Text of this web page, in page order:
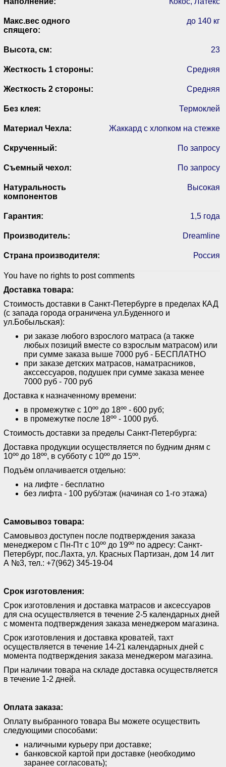
Макс.вес одного
спящего:
до 140 кг
Высота, см: 23
Жесткость 1 стороны: Средняя
Жесткость 2 стороны: Средняя
Без клея: Термоклей
Материал Чехла: Жаккард с хлопком на стежке
Скрученный: По запросу
Съемный чехол: По запросу
Натуральность
компонентов
Высокая
Гарантия: 1,5 года
Производитель: Dreamline
Страна производителя: Россия
You have no rights to post comments
Доставка товара:
Стоимость доставки в Санкт-Петербурге в пределах КАД
(с запада города ограничена ул.Буденного и
ул.Бобыльская):
ри заказе любого взрослого матраса (а также
любых позиций вместе со взрослым матрасом) или
при сумме заказа выше 7000 руб - БЕСПЛАТНО
при заказе детских матрасов, наматрасников,
акссессуаров, подушек при сумме заказа менее
7000 руб - 700 руб
Доставка к назначенному времени:
в промежутке с 10ºº до 18ºº - 600 руб;
в промежутке после 18ºº - 1000 руб.
Стоимость доставки за пределы Санкт-Петербурга:
Доставка продукции осуществляется по будним дням с
10ºº до 18ºº, в субботу с 10ºº до 15ºº.
Подъём оплачивается отдельно:
на лифте - бесплатно
без лифта - 100 руб/этаж (начиная со 1-го этажа)
Самовывоз товара:
Самовывоз доступен после подтверждения заказа
менеджером с Пн-Пт с 10ºº до 19ºº по адресу: Санкт-
Петербург, пос.Лахта, ул. Красных Партизан, дом 14 лит
А №3, тел.: +7(962) 345-19-04
Срок изготовления:
Срок изготовления и доставка матрасов и аксессуаров
для сна осуществляется в течение 2-5 календарных дней
с момента подтверждения заказа менеджером магазина.
Срок изготовления и доставка кроватей, тахт
осуществляется в течение 14-21 календарных дней с
момента подтверждения заказа менеджером магазина.
При наличии товара на складе доставка осуществляется
в течение 1-2 дней.
Оплата заказа:
Оплату выбранного товара Вы можете осуществить
следующими способами:
наличными курьеру при доставке;
банковской картой при доставке (необходимо
заранее согласовать);